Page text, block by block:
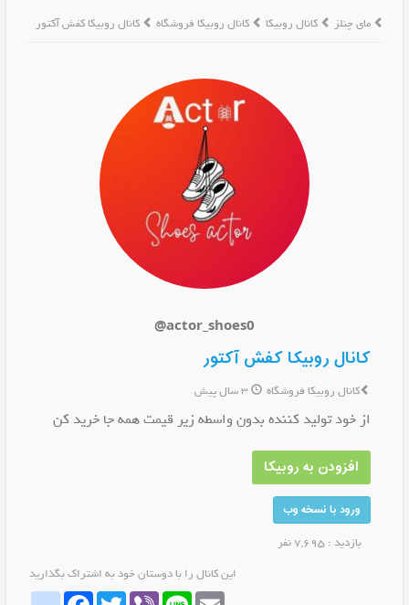
مای چنلز کانال روبیکا کانال روبیکا فروشگاه کانال روبیکا کفش آکتور
@actor_shoes0
کانال روبیکا کفش آکتور
کانال روبیکا فروشگاه 3 سال پیش
از خود تولید کننده بدون واسطه زیر قیمت همه جا خرید کن
افزودن به روبیکا
ورود با نسخه وب
بازدید : 7,695 نفر
این کانال را با دوستان خود به اشتراک بگذارید
whatrubikaFacebookTwitter Viber Line Email